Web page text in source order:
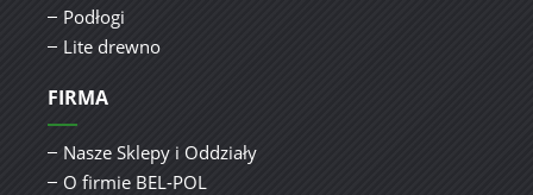
Podłogi
Lite drewno
FIRMA
Nasze Sklepy i Oddziały
O firmie BEL-POL